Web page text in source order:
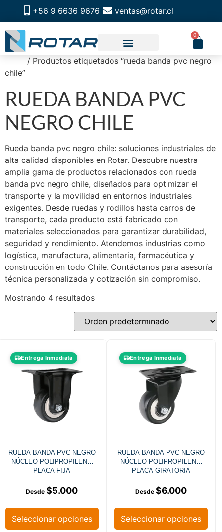
+56 9 6636 9676 ventas@rotar.cl
0
/ Productos etiquetados “rueda banda pvc negro
chile”
RUEDA BANDA PVC
NEGRO CHILE
Rueda banda pvc negro chile: soluciones industriales de
alta calidad disponibles en Rotar. Descubre nuestra
amplia gama de productos relacionados con rueda
banda pvc negro chile, diseñados para optimizar el
transporte y la movilidad en entornos industriales
exigentes. Desde ruedas y rodillos hasta carros de
transporte, cada producto está fabricado con
materiales seleccionados para garantizar durabilidad,
seguridad y rendimiento. Atendemos industrias como
logística, manufactura, alimentaria, farmacéutica y
construcción en todo Chile. Contáctanos para asesoría
técnica personalizada y cotización sin compromiso.
Mostrando 4 resultados
Entrega Inmediata
RUEDA BANDA PVC NEGRO
NÚCLEO POLIPROPILENO
PLACA FIJA
$5.000
Seleccionar opciones
Entrega Inmediata
RUEDA BANDA PVC NEGRO
NÚCLEO POLIPROPILENO
PLACA GIRATORIA
$6.000
Seleccionar opciones